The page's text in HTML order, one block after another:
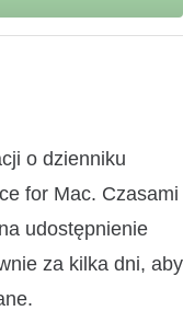
o dzienniku
for Mac. Czasami
udostępnienie
za kilka dni, aby